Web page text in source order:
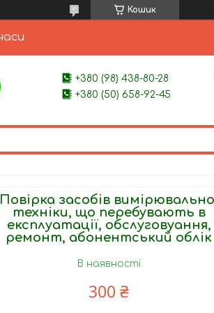
Кошик
+380 (98) 438-80-28
+380 (50) 658-92-45
Повірка засобів
техніки, що перебувають в
експлуатації, обслуговуання,
ремонт, абонентський облік
В наявності
300 ₴